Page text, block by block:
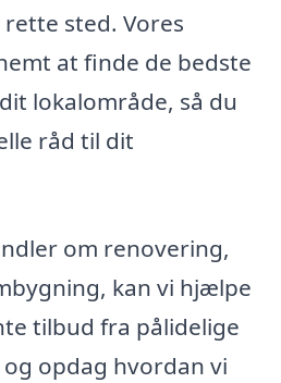
sted. Vores
at finde de bedste
lokalområde, så du
råd til dit
om renovering,
kan vi hjælpe
tilbud fra pålidelige
opdag hvordan vi